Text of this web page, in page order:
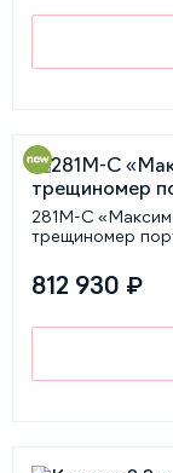
281М-С
трещиномер
812 930 ₽